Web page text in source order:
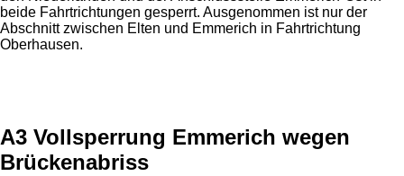
beide Fahrtrichtungen gesperrt. Ausgenommen ist nur der
Abschnitt zwischen Elten und Emmerich in Fahrtrichtung
Oberhausen.
A3 Vollsperrung Emmerich wegen
Brückenabriss